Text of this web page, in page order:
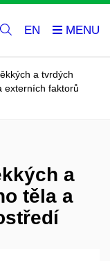
EN
a tvrdých
externích faktorů
a
těla a